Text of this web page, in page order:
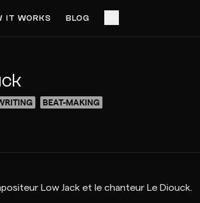
IT WORKS BLOG
ACCESS VIDEO FOR FREE
PREVIEW
BEAT-MAKING
Low Jack et le chanteur Le Diouck.